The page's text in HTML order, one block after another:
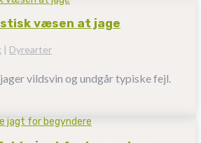
væsen at jage
| Dyrearter
vildsvin og undgår typiske fejl.